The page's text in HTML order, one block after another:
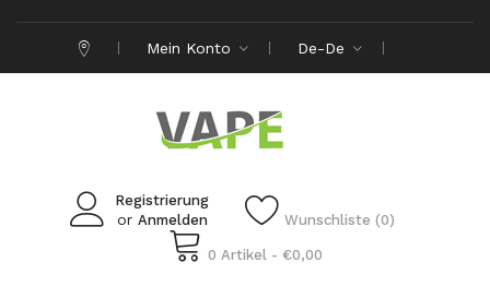
Mein Konto De-De
Registrierung
or Anmelden Wunschliste (0)
0 Artikel - €0,00